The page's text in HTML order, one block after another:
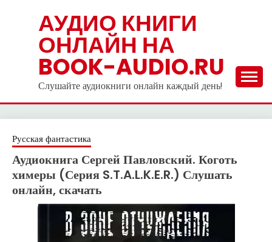
АУДИО КНИГИ
ОНЛАЙН НА
BOOK-AUDIO.RU
Слушайте аудиокниги онлайн каждый день!
Русская фантастика
Аудиокнига Сергей Павловский. Коготь
химеры (Серия S.T.A.L.K.E.R.) Слушать
онлайн, скачать